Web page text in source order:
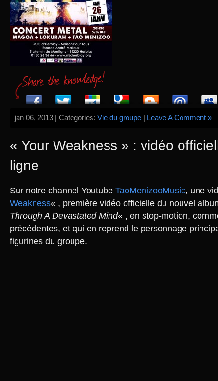
jan 06, 2013 | Categories: Vie du groupe Leave A Comment »
« Your Weakness » : vidéo
ligne
Sur notre channel Youtube TaoMenizooMusic, une
Weakness« , première vidéo officielle du nouvel
Through A Devastated Mind« , en stop-motion,
précédentes, et qui en reprend le personnage
figurines du groupe.